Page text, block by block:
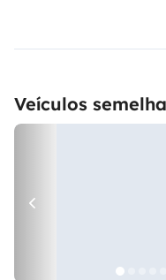
Veículos